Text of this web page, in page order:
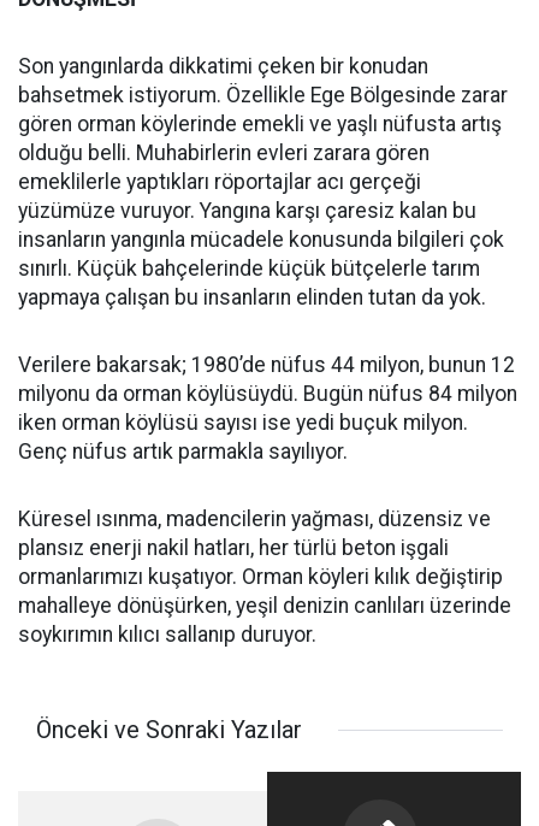
Son yangınlarda dikkatimi çeken bir konudan
bahsetmek istiyorum. Özellikle Ege Bölgesinde zarar
gören orman köylerinde emekli ve yaşlı nüfusta artış
olduğu belli. Muhabirlerin evleri zarara gören
emeklilerle yaptıkları röportajlar acı gerçeği
yüzümüze vuruyor. Yangına karşı çaresiz kalan bu
insanların yangınla mücadele konusunda bilgileri çok
sınırlı. Küçük bahçelerinde küçük bütçelerle tarım
yapmaya çalışan bu insanların elinden tutan da yok.
Verilere bakarsak; 1980’de nüfus 44 milyon, bunun 12
milyonu da orman köylüsüydü. Bugün nüfus 84 milyon
iken orman köylüsü sayısı ise yedi buçuk milyon.
Genç nüfus artık parmakla sayılıyor.
Küresel ısınma, madencilerin yağması, düzensiz ve
plansız enerji nakil hatları, her türlü beton işgali
ormanlarımızı kuşatıyor. Orman köyleri kılık değiştirip
mahalleye dönüşürken, yeşil denizin canlıları üzerinde
soykırımın kılıcı sallanıp duruyor.
Önceki ve Sonraki Yazılar